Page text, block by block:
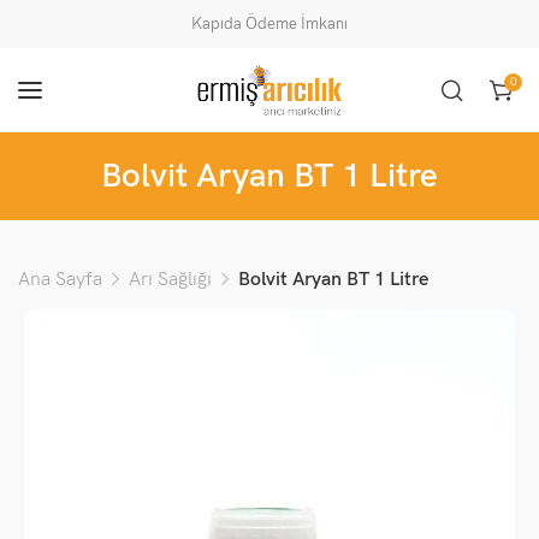
Kapıda Ödeme İmkanı
0
Bolvit Aryan BT 1 Litre
Ana Sayfa Arı Sağlığı Bolvit Aryan BT 1 Litre